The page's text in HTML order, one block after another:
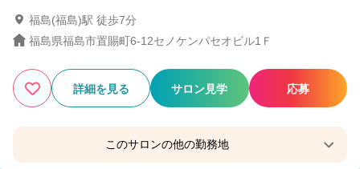
福島(福島)駅 徒歩7分
福島県福島市置賜町6-12セノケンパセオビル1Ｆ
詳細を見る サロン見学 応募
このサロンの他の勤務地